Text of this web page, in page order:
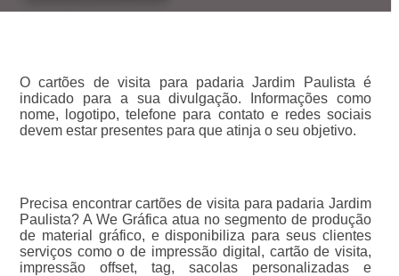
O cartões de visita para padaria Jardim Paulista é
indicado para a sua divulgação. Informações como
nome, logotipo, telefone para contato e redes sociais
devem estar presentes para que atinja o seu objetivo.
Precisa encontrar cartões de visita para padaria Jardim
Paulista? A We Gráfica atua no segmento de produção
de material gráfico, e disponibiliza para seus clientes
serviços como o de impressão digital, cartão de visita,
impressão offset, tag, sacolas personalizadas e